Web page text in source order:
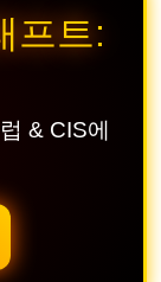
프트:
& CIS에